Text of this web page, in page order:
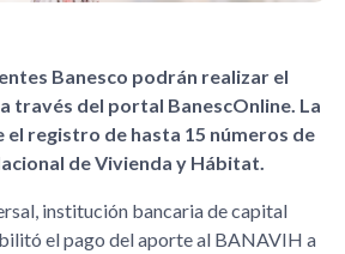
Banesco podrán realizar el
través del portal BanescOnline. La
registro de hasta 15 números de
de Vivienda y Hábitat.
institución bancaria de capital
el pago del aporte al BANAVIH a